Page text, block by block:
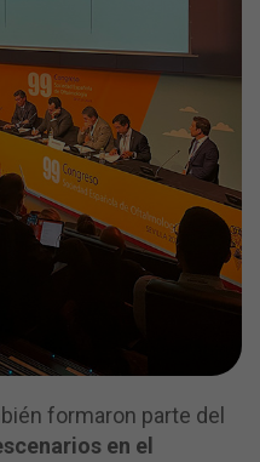
formaron parte del
en el